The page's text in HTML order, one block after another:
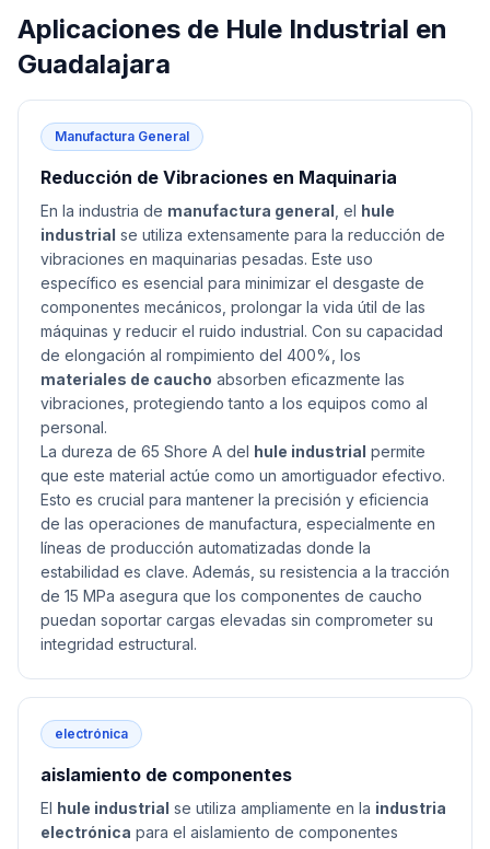
Aplicaciones de Hule Industrial en
Guadalajara
Manufactura General
Reducción de Vibraciones en Maquinaria
En la industria de manufactura general , el hule
industrial se utiliza extensamente para la reducción de
vibraciones en maquinarias pesadas. Este uso
específico es esencial para minimizar el desgaste de
componentes mecánicos, prolongar la vida útil de las
máquinas y reducir el ruido industrial. Con su capacidad
de elongación al rompimiento del 400%, los
materiales de caucho absorben eficazmente las
vibraciones, protegiendo tanto a los equipos como al
personal.
La dureza de 65 Shore A del hule industrial permite
que este material actúe como un amortiguador efectivo.
Esto es crucial para mantener la precisión y eficiencia
de las operaciones de manufactura, especialmente en
líneas de producción automatizadas donde la
estabilidad es clave. Además, su resistencia a la tracción
de 15 MPa asegura que los componentes de caucho
puedan soportar cargas elevadas sin comprometer su
integridad estructural.
electrónica
aislamiento de componentes
El hule industrial se utiliza ampliamente en la industria
electrónica para el aislamiento de componentes